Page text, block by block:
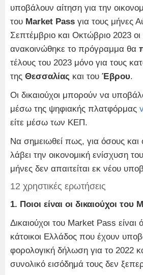
υποβάλουν αίτηση για την
του Market Pass για τους μήνες
Σεπτέμβριο και Οκτώβριο 2023
ανακοινώθηκε το πρόγραμμα θα
τέλους του 2023 μόνο για τους
της Θεσσαλίας και του Έβρου.
Οι δικαιούχοι μπορούν να
μέσω της ψηφιακής πλατφόρμας
είτε μέσω των ΚΕΠ.
Να σημειωθεί πως, για όσους και
λάβει την οικονομική ενίσχυση
μήνες δεν απαιτείται εκ νέου
12 χρηστικές ερωτήσεις
1. Ποιοι είναι οι δικαιούχοι του
Δικαιούχοι του Market Pass είναι
κάτοικοι Ελλάδος που έχουν
φορολογική δήλωση για το 2022
συνολικό εισόδημά τους δεν